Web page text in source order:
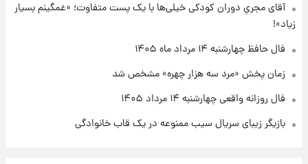
۱۴۰۵/کاهش قیمت طلا و سکه
آقای مجریِ دوران کودکی خیلی‌ها با یک پست متفاوت؛ «غمگینم بسیار
زیاد»!
فال حافظ چهارشنبه ۱۴ مرداد ماه ۱۴۰۵
زمان پخش «مرد سه هزار چهره» مشخص شد
فال روزانه واقعی چهارشنبه ۱۴ مرداد ۱۴۰۵
بازیگر زیبای سریال سیب ممنوعه در یک قاب خانوادگی